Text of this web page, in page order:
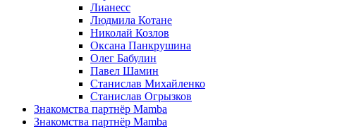
Лианесс
Людмила Котане
Николай Козлов
Оксана Панкрушина
Олег Бабулин
Павел Шамин
Станислав Михайленко
Станислав Огрызков
Знакомства партнёр Mamba
Знакомства партнёр Mamba